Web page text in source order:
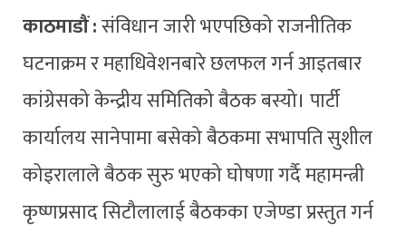
काठमाडौं :संविधान जारी भएपछिको राजनीतिक
घटनाक्रम र महाधिवेशनबारे छलफल गर्न आइतबार
कांग्रेसको केन्द्रीय समितिको बैठक बस्यो। पार्टी
कार्यालय सानेपामा बसेको बैठकमा सभापति सुशील
कोइरालाले बैठक सुरु भएको घोषणा गर्दै महामन्त्री
कृष्णप्रसाद सिटौलालाई बैठकका एजेण्डा प्रस्तुत गर्न